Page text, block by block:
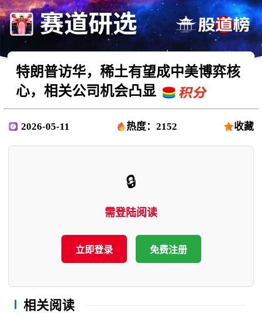
特朗普访华，稀土有望成中美博弈核
心，相关公司机会凸显
2026-05-11 热度：2152 收藏
🔒
需登陆阅读
立即登录 免费注册
相关阅读